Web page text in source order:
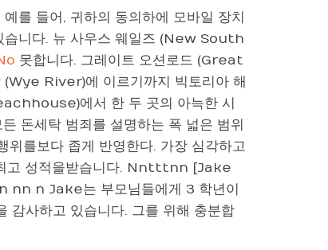
를 들어, 귀하의 동의하에 모바일 장치
습니다. 뉴 사우스 웨일즈 (New South
못합니다. 그레이트 오션로드 (Great
River)에 이르기까지 빅토리아 해
에서 한 두 곳의 아늑한 시
돈세탁 범죄를 설명하는 폭 넓은 범위
를보다 좁게 반영한다. 가장 심각하고
최고 성적을받습니다. Nntttnn [Jake
nn n Jake는 부모님들에게 3 학년이
감사하고 있습니다. 그를 위해 충분합